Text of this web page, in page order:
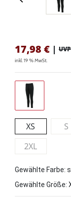
17,98 € |
inkl. 19 % MwSt.
XS S
2XL
Gewählte Farbe:
Gewählte Größe: